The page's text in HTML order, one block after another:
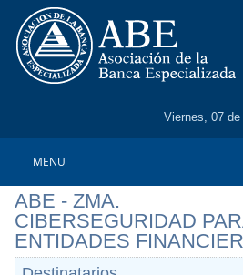
Viernes, 07
MENU
ABE - ZMA.
CIBERSEGURIDAD
ENTIDADES